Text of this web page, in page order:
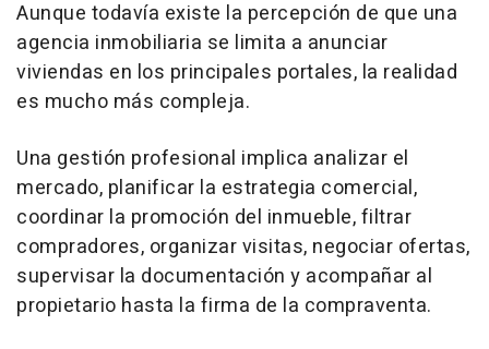
Aunque todavía existe la percepción de que una
agencia inmobiliaria se limita a anunciar
viviendas en los principales portales, la realidad
es mucho más compleja.
Una gestión profesional implica analizar el
mercado, planificar la estrategia comercial,
coordinar la promoción del inmueble, filtrar
compradores, organizar visitas, negociar ofertas,
supervisar la documentación y acompañar al
propietario hasta la firma de la compraventa.